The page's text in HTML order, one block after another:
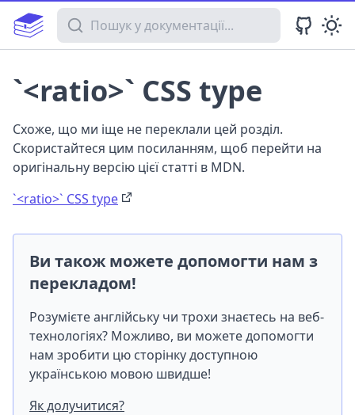
Пошук у документації
`<ratio>` CSS type
Схоже, що ми іще не переклали цей розділ.
Скористайтеся цим посиланням, щоб перейти на
оригінальну версію цієї статті в MDN.
`<ratio>` CSS type
Ви також можете допомогти нам з
перекладом!
Розумієте англійську чи трохи знаєтесь на веб-
технологіях? Можливо, ви можете допомогти
нам зробити цю сторінку доступною
українською мовою швидше!
Як долучитися?